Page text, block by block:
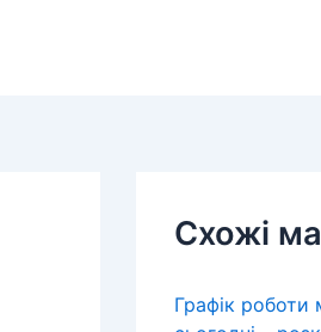
Схожі
Графік роботи